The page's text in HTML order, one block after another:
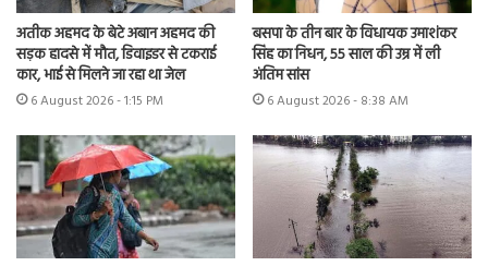
अतीक अहमद के बेटे अबान अहमद की
सड़क हादसे में मौत, डिवाइडर से टकराई
कार, भाई से मिलने जा रहा था जेल
6 August 2026 - 1:15 PM
बसपा के तीन बार के विधायक उमाशंकर
सिंह का निधन, 55 साल की उम्र में ली
अंतिम सांस
6 August 2026 - 8:38 AM